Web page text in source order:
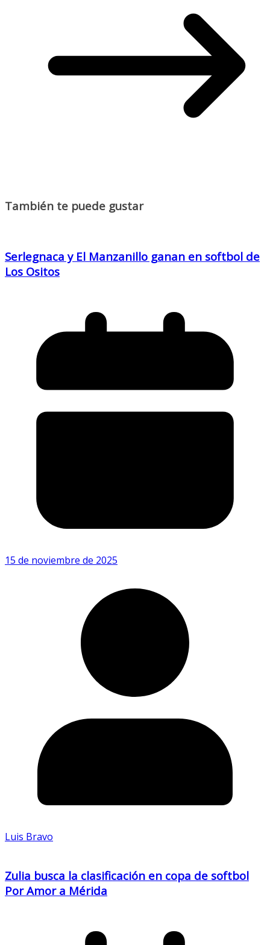
También te puede gustar
Serlegnaca y El Manzanillo ganan en softbol de
Los Ositos
15 de noviembre de 2025
Luis Bravo
Zulia busca la clasificación en copa de softbol
Por Amor a Mérida